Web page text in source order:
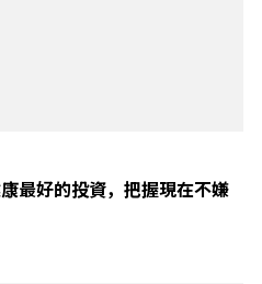
最好的投資，把握現在不嫌